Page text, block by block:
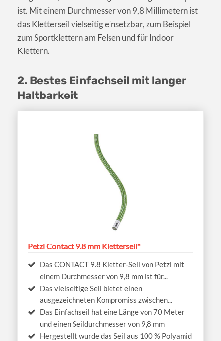
ist. Mit einem Durchmesser von 9,8 Millimetern ist
das Kletterseil vielseitig einsetzbar, zum Beispiel
zum Sportklettern am Felsen und für Indoor
Klettern.
2. Bestes Einfachseil mit langer
Haltbarkeit
Petzl Contact 9.8 mm Kletterseil*
Das CONTACT 9.8 Kletter-Seil von Petzl mit
einem Durchmesser von 9,8 mm ist für...
Das vielseitige Seil bietet einen
ausgezeichneten Kompromiss zwischen...
Das Einfachseil hat eine Länge von 70 Meter
und einen Seildurchmesser von 9,8 mm
Hergestellt wurde das Seil aus 100 % Polyamid